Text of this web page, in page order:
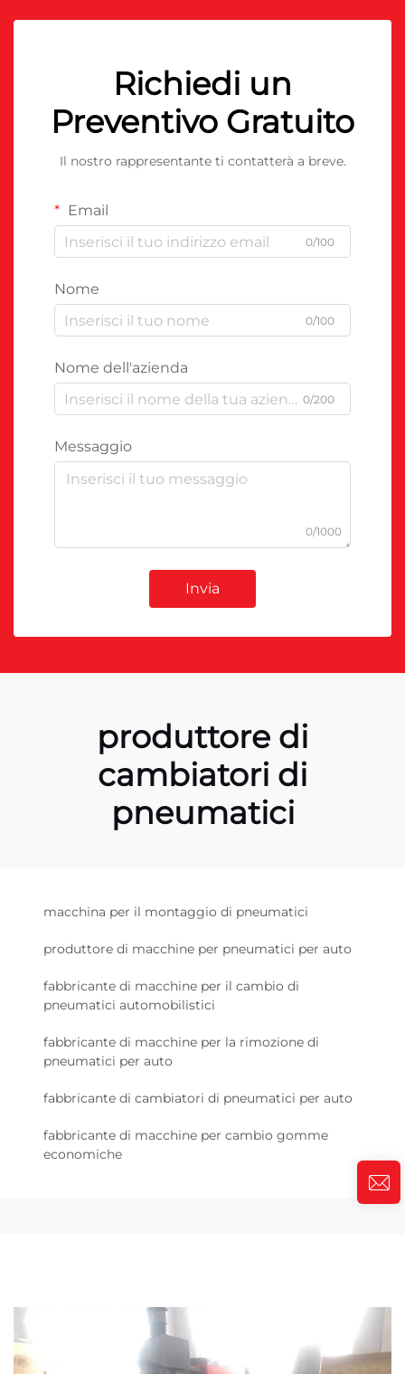
Richiedi un
Preventivo Gratuito
Il nostro rappresentante ti contatterà a breve.
Email
0/100
Nome
0/100
Nome dell'azienda
0/200
Messaggio
0/1000
Invia
produttore di
cambiatori di
pneumatici
macchina per il montaggio di pneumatici
produttore di macchine per pneumatici per auto
fabbricante di macchine per il cambio di
pneumatici automobilistici
fabbricante di macchine per la rimozione di
pneumatici per auto
fabbricante di cambiatori di pneumatici per auto
fabbricante di macchine per cambio gomme
economiche